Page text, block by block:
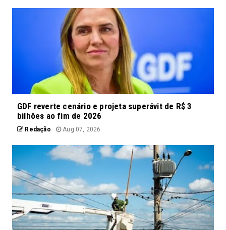
GDF reverte cenário e projeta superávit de R$ 3
bilhões ao fim de 2026
Redação Aug 07, 2026